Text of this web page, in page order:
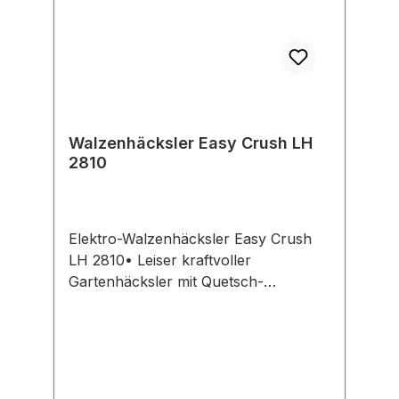
Walzenhäcksler Easy Crush LH
2810
Elektro-Walzenhäcksler Easy Crush
LH 2810• Leiser kraftvoller
Gartenhäcksler mit Quetsch-